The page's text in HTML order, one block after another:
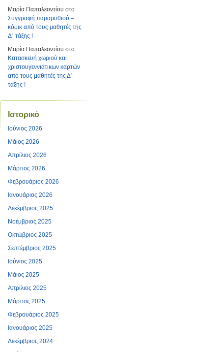
Μαρία Παπαλεοντίου στο
Συγγραφή παραμυθιού –
κόμικ από τους μαθητές της
Δ΄ τάξης !
Μαρία Παπαλεοντίου στο
Κατασκευή χωριού και
χριστουγεννιάτικων καρτών
από τους μαθητές της Δ΄
τάξης !
Ιστορικό
Ιούνιος 2026
Μάιος 2026
Απρίλιος 2026
Μάρτιος 2026
Φεβρουάριος 2026
Ιανουάριος 2026
Δεκέμβριος 2025
Νοέμβριος 2025
Οκτώβριος 2025
Σεπτέμβριος 2025
Ιούνιος 2025
Μάιος 2025
Απρίλιος 2025
Μάρτιος 2025
Φεβρουάριος 2025
Ιανουάριος 2025
Δεκέμβριος 2024